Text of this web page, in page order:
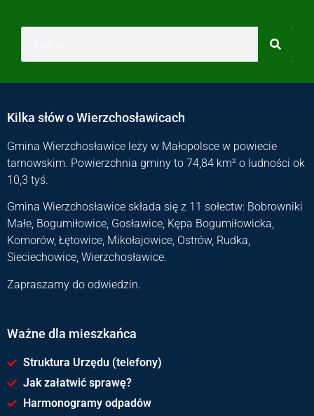
Kilka słów o Wierzchosławicach
Gmina Wierzchosławice leży w Małopolsce w powiecie
tarnowskim. Powierzchnia gminy to 74,84 km² o ludności ok
10,3 tyś.
Gmina Wierzchosławice składa się z 11 sołectw: Bobrowniki
Małe, Bogumiłowice, Gosławice, Kępa Bogumiłowicka,
Komorów, Łętowice, Mikołajowice, Ostrów, Rudka,
Sieciechowice, Wierzchosławice.
Zapraszamy do odwiedzin.
Ważne dla mieszkańca
Struktura Urzędu (telefony)
Jak załatwić sprawę?
Harmonogramy odpadów